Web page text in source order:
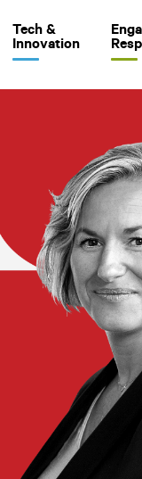
Tech &
Innovation